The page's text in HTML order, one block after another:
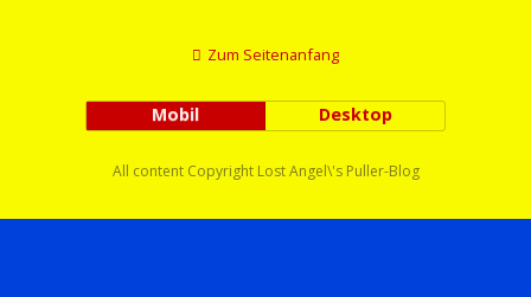
Zum Seitenanfang
Mobil Desktop
All content Copyright Lost Angel\'s Puller-Blog